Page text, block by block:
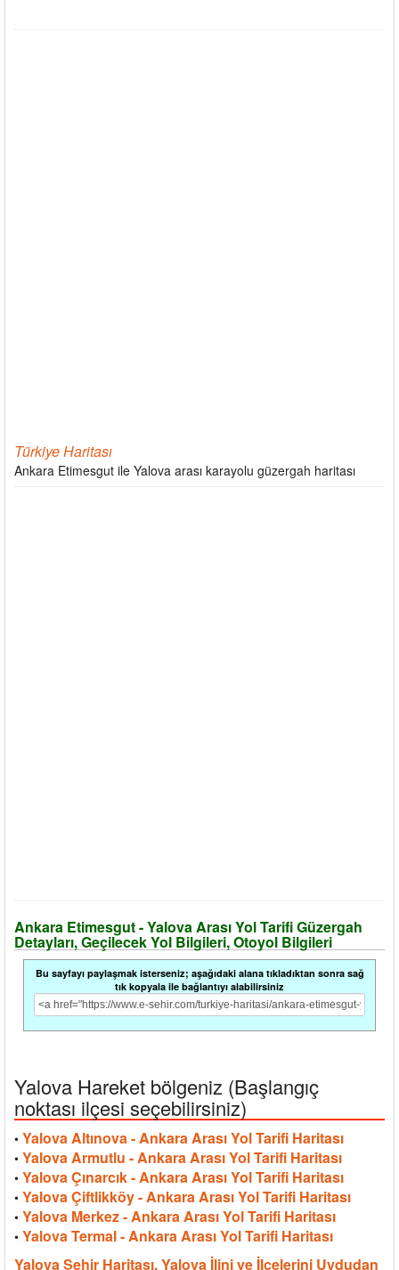
Türkiye Haritası
Ankara Etimesgut ile Yalova arası karayolu güzergah haritası
Ankara Etimesgut - Yalova Arası Yol Tarifi Güzergah
Detayları, Geçilecek Yol Bilgileri, Otoyol Bilgileri
Bu sayfayı paylaşmak isterseniz; aşağıdaki alana tıkladıktan sonra sağ
tık kopyala ile bağlantıyı alabilirsiniz
Yalova Hareket bölgeniz (Başlangıç
noktası ilçesi seçebilirsiniz)
• Yalova Altınova - Ankara Arası Yol Tarifi Haritası
• Yalova Armutlu - Ankara Arası Yol Tarifi Haritası
• Yalova Çınarcık - Ankara Arası Yol Tarifi Haritası
• Yalova Çiftlikköy - Ankara Arası Yol Tarifi Haritası
• Yalova Merkez - Ankara Arası Yol Tarifi Haritası
• Yalova Termal - Ankara Arası Yol Tarifi Haritası
Yalova Şehir Haritası, Yalova İlini ve İlçelerini Uydudan